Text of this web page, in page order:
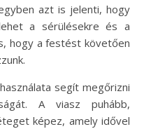
azt is jelenti, hogy
a sérülésekre és a
hogy a festést követően
segít megőrizni
A viasz puhább,
képez, amely idővel